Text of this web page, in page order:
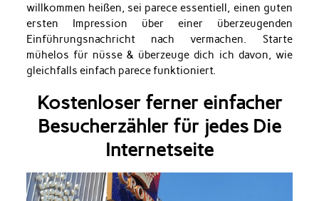
willkommen heißen, sei parece essentiell, einen guten
ersten Impression über einer überzeugenden
Einführungsnachricht nach vermachen. Starte
mühelos für nüsse & überzeuge dich ich davon, wie
gleichfalls einfach parece funktioniert.
Kostenloser ferner einfacher
Besucherzähler für jedes Die
Internetseite